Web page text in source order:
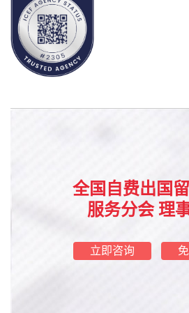
全国自费出国
服务分会 理
立即咨询